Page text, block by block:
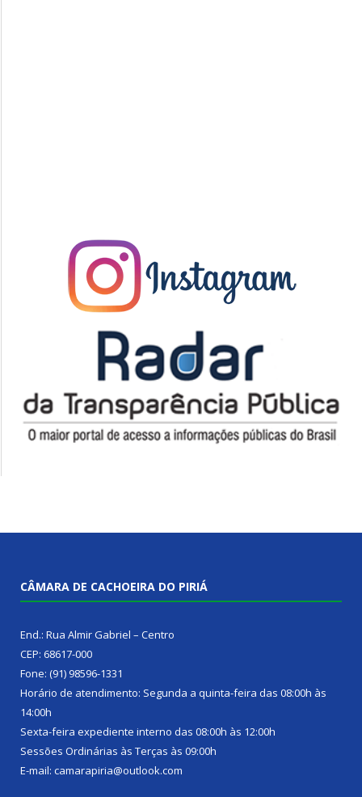
CÂMARA DE CACHOEIRA DO PIRIÁ
End.: Rua Almir Gabriel – Centro
CEP: 68617-000
Fone: (91) 98596-1331
Horário de atendimento: Segunda a quinta-feira das 08:00h às
14:00h
Sexta-feira expediente interno das 08:00h às 12:00h
Sessões Ordinárias às Terças às 09:00h
E-mail: camarapiria@outlook.com